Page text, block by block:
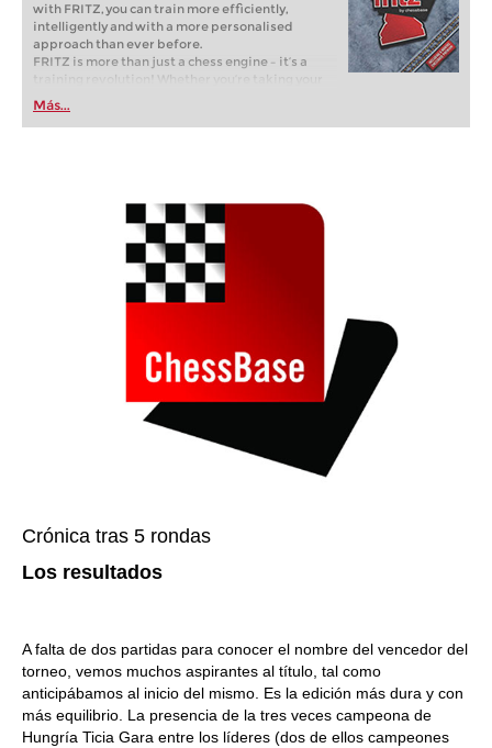
with FRITZ, you can train more efficiently,
intelligently and with a more personalised
approach than ever before.
FRITZ is more than just a chess engine – it’s a
training revolution! Whether you’re taking your
first steps into the world of club chess, or already
playing at a tournament level: with FRITZ, you can
train more efficiently, intelligently and with a
Más...
Crónica tras 5 rondas
Los resultados
A falta de dos partidas para conocer el nombre del vencedor del
torneo, vemos muchos aspirantes al título, tal como
anticipábamos al inicio del mismo. Es la edición más dura y con
más equilibrio. La presencia de la tres veces campeona de
Hungría Ticia Gara entre los líderes (dos de ellos campeones